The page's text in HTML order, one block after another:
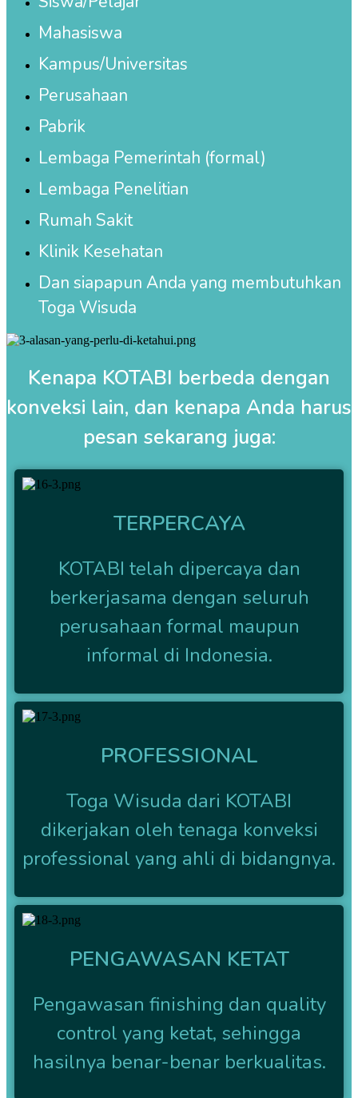
Mahasiswa
Kampus/Universitas
Perusahaan
Pabrik
Lembaga Pemerintah (formal)
Lembaga Penelitian
Rumah Sakit
Klinik Kesehatan
Dan siapapun Anda yang membutuhkan
Toga Wisuda
Kenapa KOTABI berbeda dengan
konveksi lain, dan kenapa Anda harus
pesan sekarang juga:
TERPERCAYA
KOTABI telah dipercaya dan
berkerjasama dengan seluruh
perusahaan formal maupun
informal di Indonesia.
PROFESSIONAL
Toga Wisuda dari KOTABI
dikerjakan oleh tenaga konveksi
professional yang ahli di bidangnya.
PENGAWASAN KETAT
Pengawasan finishing dan quality
control yang ketat, sehingga
hasilnya benar-benar berkualitas.